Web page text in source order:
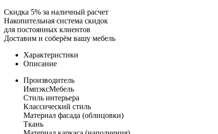
Скидка 5% за наличный расчет
Накопительная система скидок
для постоянных клиентов
Доставим и соберём вашу мебель
Характеристики
Описание
Производитель
ИмпэксМебель
Стиль интерьера
Классический стиль
Материал фасада (облицовки)
Ткань